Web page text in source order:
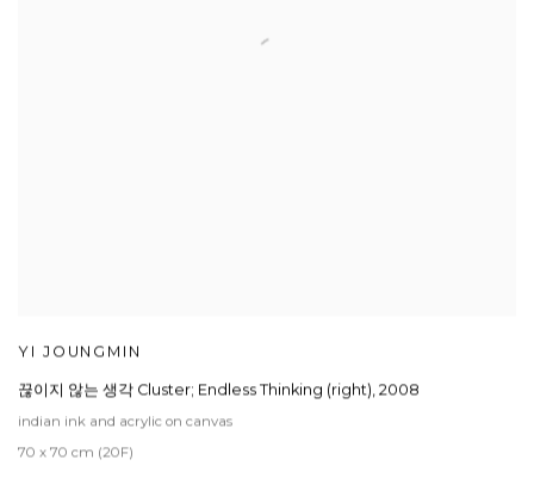
YI JOUNGMIN
끊이지 않는 생각 Cluster; Endless Thinking (right), 2008
indian ink and acrylic on canvas
70 x 70 cm (20F)